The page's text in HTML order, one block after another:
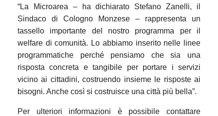
“La Microarea – ha dichiarato Stefano Zanelli, il
Sindaco di Cologno Monzese – rappresenta un
tassello importante del nostro programma per il
welfare di comunità. Lo abbiamo inserito nelle linee
programmatiche perché pensiamo che sia una
risposta concreta e tangibile per portare i servizi
vicino ai cittadini, costruendo insieme le risposte ai
bisogni. Anche così si costruisce una città più bella”.
Per ulteriori informazioni è possibile contattare